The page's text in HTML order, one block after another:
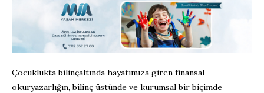
Çocuklukta bilinçaltında hayatımıza giren finansal
okuryazarlığın, bilinç üstünde ve kurumsal bir biçimde